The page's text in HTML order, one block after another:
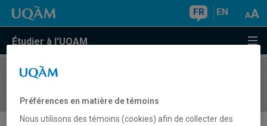
FR EN
Étudier à l'UQAM
COURS//
Préférences en matière de témoins
Nous utilisons des témoins (cookies) afin de collecter des